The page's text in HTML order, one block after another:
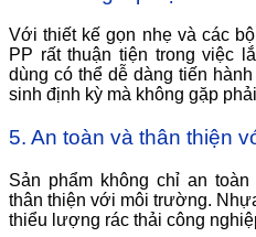
Với thiết kế gọn nhẹ và các
PP rất thuận tiện trong việc
dùng có thể dễ dàng tiến
sinh định kỳ mà không gặp
5. An toàn và thân thiện
Sản phẩm không chỉ an
thân thiện với môi trường.
thiểu lượng rác thải công